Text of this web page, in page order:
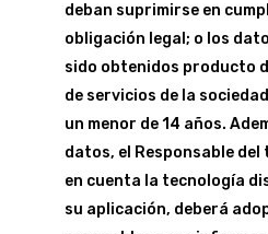
deban suprimirse en
obligación legal; o los
sido obtenidos producto
de servicios de la
un menor de 14 años.
datos, el Responsable
en cuenta la tecnología
su aplicación, deberá